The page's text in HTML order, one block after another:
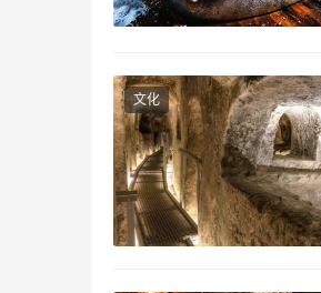
文化